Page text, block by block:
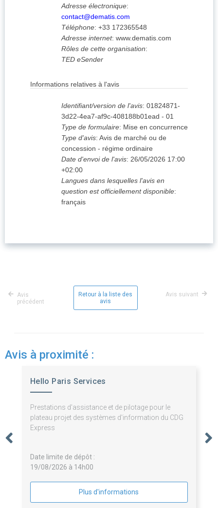
Adresse électronique:
contact@dematis.com
Téléphone: +33 172365548
Adresse internet: www.dematis.com
Rôles de cette organisation:
TED eSender
Informations relatives à l'avis
Identifiant/version de l'avis: 01824871-
3d22-4ea7-af9c-408188b01ead - 01
Type de formulaire: Mise en concurrence
Type d'avis: Avis de marché ou de
concession - régime ordinaire
Date d'envoi de l'avis: 26/05/2026 17:00
+02:00
Langues dans lesquelles l'avis en
question est officiellement disponible:
français
Avis
précédent
Retour à la liste des
avis
Avis suivant
Avis à proximité :
Hello Paris Services
Prestations d'assistance et de pilotage pour le
plateau projet des systèmes d'information du CDG
Express
Date limite de dépôt :
19/08/2026 à 14h00
Plus d'informations